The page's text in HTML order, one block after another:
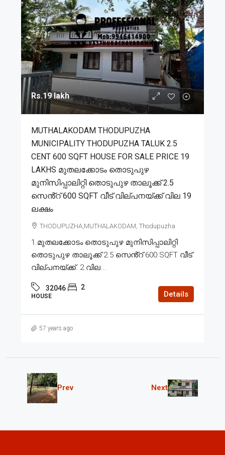
Rs.19 lakh
MUTHALAKODAM THODUPUZHA
MUNICIPALITY THODUPUZHA TALUK 2.5
CENT 600 SQFT HOUSE FOR SALE PRICE 19
LAKHS മുതലക്കോടം തൊടുപുഴ
മുനിസിപ്പാലിറ്റി തൊടുപുഴ താലൂക്ക് 2.5
സെൻ്റ് 600 SQFT വീട് വില്പനയ്ക്ക് വില 19
ലക്ഷം
THODUPUZHA,MUTHALAKODAM, Thodupuzha
1.മുതലക്കോടം തൊടുപുഴ മുനിസിപ്പാലിറ്റി
തൊടുപുഴ താലൂക്ക് 2.5 സെൻ്റ് 600 SQFT വീട്
വില്പനയ്ക്ക്. 2.വില...
32046 2
HOUSE Details
57 years ago
Prev Next